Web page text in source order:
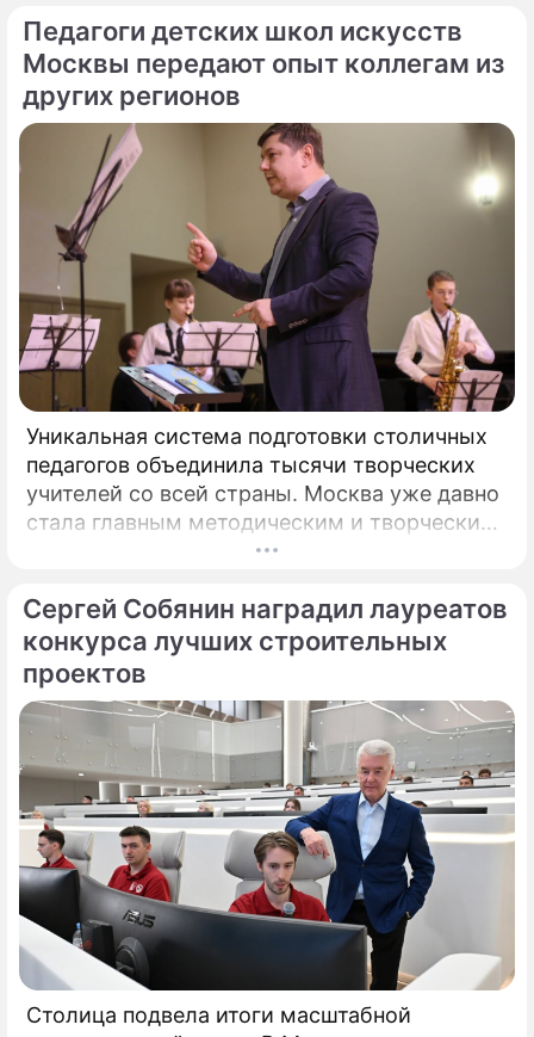
Педагоги детских школ искусств
Москвы передают опыт коллегам из
других регионов
Уникальная система подготовки столичных
педагогов объединила тысячи творческих
учителей со всей страны. Москва уже давно
стала главным методическим и творческим
центром России, где рождаются самые
талантов.
Сергей Собянин наградил лауреатов
конкурса лучших строительных
проектов
Столица подвела итоги масштабной